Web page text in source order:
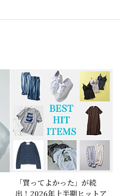
「買ってよかった」が続
出！2026年上半期ヒットア